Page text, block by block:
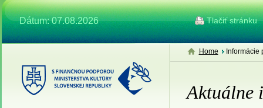
Dátum: 07.08.2026 Tlačiť stránku
Home Informácie
Aktuálne